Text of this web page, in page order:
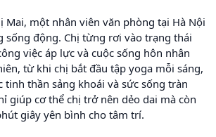
Mai, một nhân viên văn phòng tại Hà Nội
sống động. Chị từng rơi vào trạng thái
việc áp lực và cuộc sống hôn nhân
từ khi chị bắt đầu tập yoga mỗi sáng,
tinh thần sảng khoái và sức sống tràn
giúp cơ thể chị trở nên dẻo dai mà còn
giây yên bình cho tâm trí.